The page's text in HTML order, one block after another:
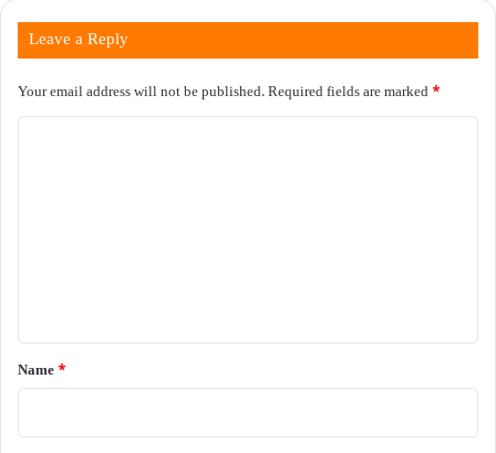
Leave a Reply
Your email address will not be published.Required fields are marked *
*
Name *